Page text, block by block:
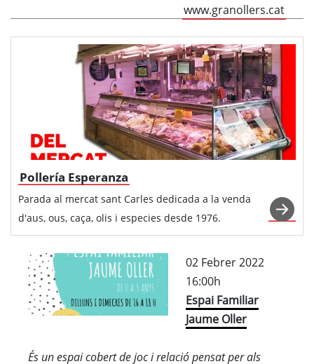
www.granollers.cat
Pollería Esperanza
Parada al mercat sant Carles dedicada a la venda
d'aus, ous, caça, olis i especies desde 1976.
02 Febrer 2022
16:00h
Espai Familiar
Jaume Oller
És un espai cobert de joc i relació pensat per als